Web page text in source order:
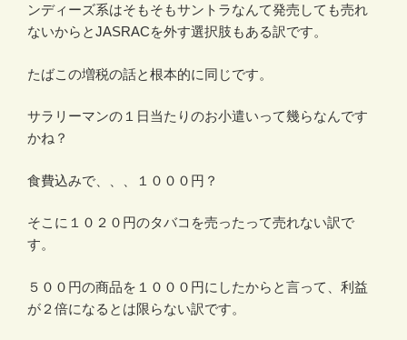
ンディーズ系はそもそもサントラなんて発売しても売れ
ないからとJASRACを外す選択肢もある訳です。
たばこの増税の話と根本的に同じです。
サラリーマンの１日当たりのお小遣いって幾らなんです
かね？
食費込みで、、、１０００円？
そこに１０２０円のタバコを売ったって売れない訳で
す。
５００円の商品を１０００円にしたからと言って、利益
が２倍になるとは限らない訳です。